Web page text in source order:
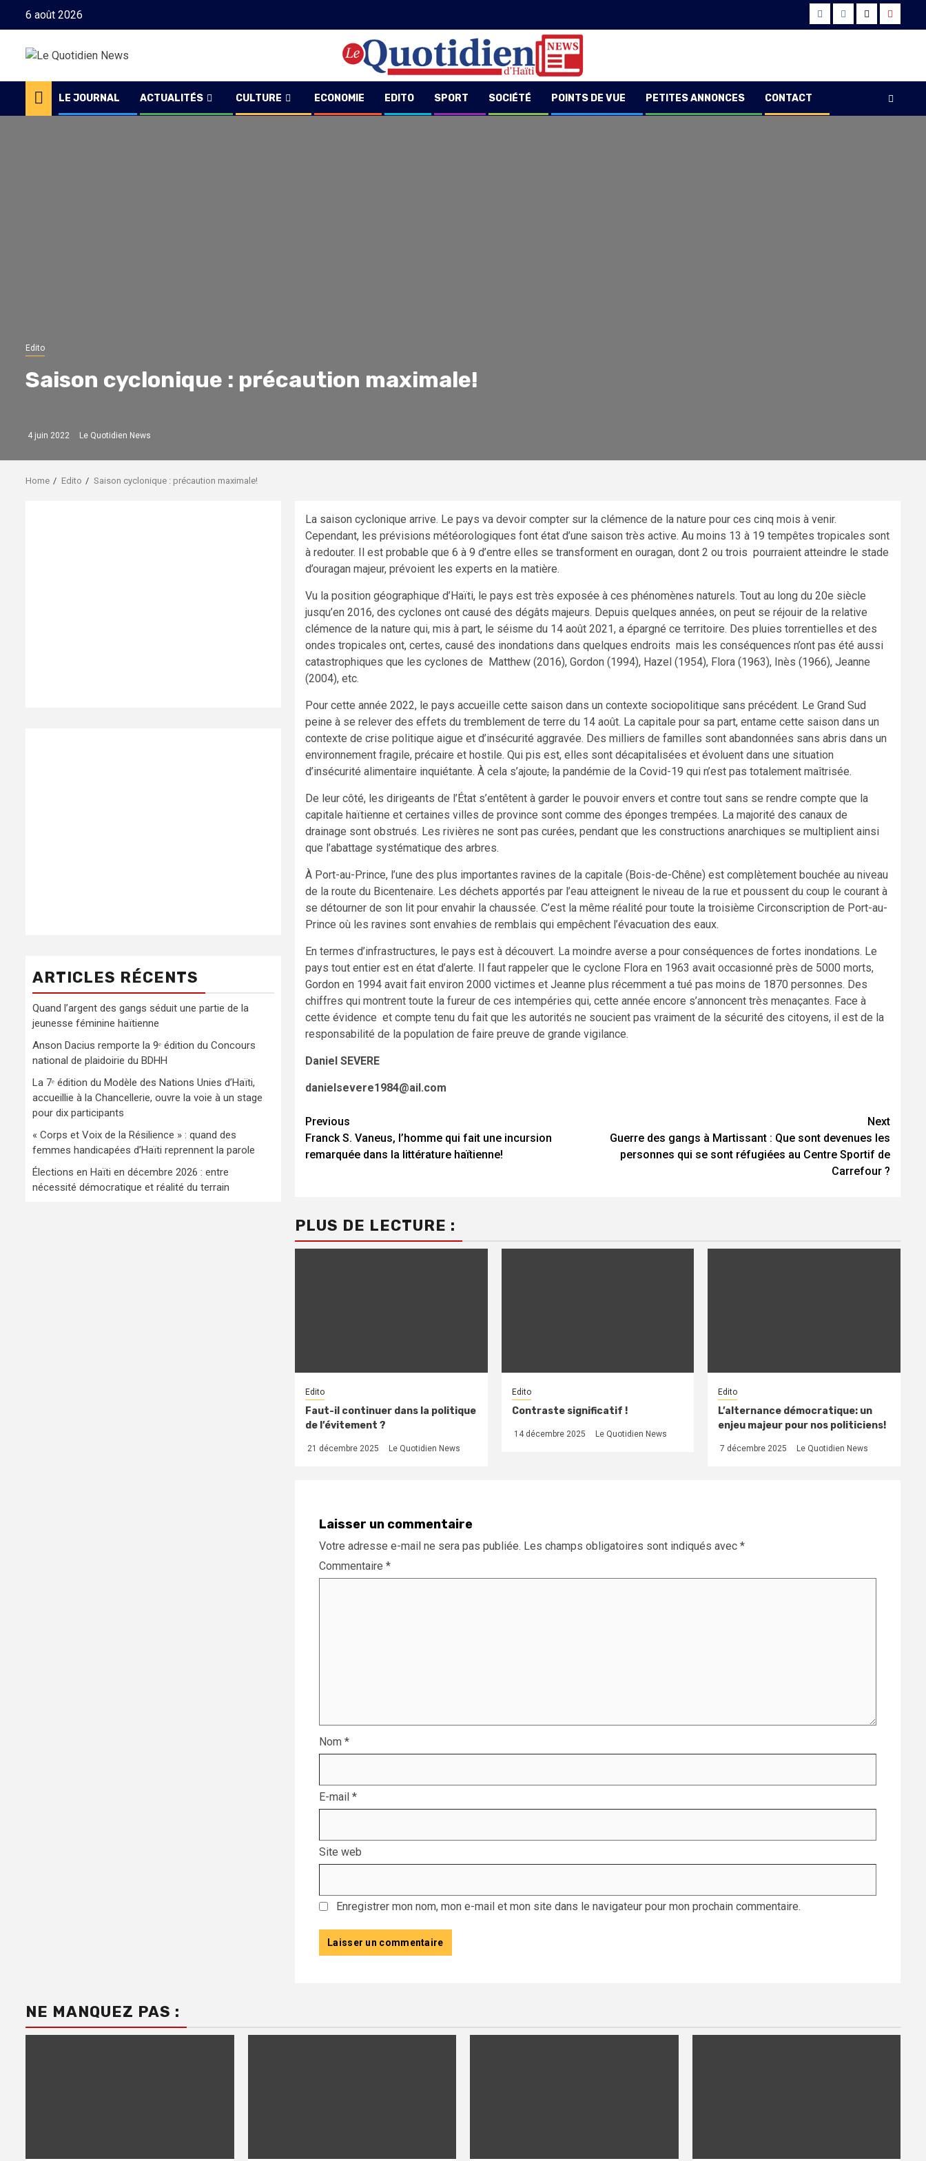
6 août 2026 FacebookInstagram
Twitter
LE JOURNAL ACTUALITÉS CULTURE ECONOMIE EDITO SPORT SOCIÉTÉ POINTS DE VUE PETITES ANNONCES CONTACT
Edito
Saison cyclonique : précaution maximale!
4 juin 2022 Le Quotidien News
Home Edito Saison cyclonique : précaution maximale!
La saison cyclonique arrive. Le pays va devoir compter sur la clémence de la nature pour ces cinq mois à venir.
Cependant, les prévisions météorologiques font état d’une saison très active. Au moins 13 à 19 tempêtes tropicales sont
à redouter. Il est probable que 6 à 9 d’entre elles se transforment en ouragan, dont 2 ou trois pourraient atteindre le stade
d’ouragan majeur, prévoient les experts en la matière.
Vu la position géographique d’Haïti, le pays est très exposée à ces phénomènes naturels. Tout au long du 20e siècle
jusqu’en 2016, des cyclones ont causé des dégâts majeurs. Depuis quelques années, on peut se réjouir de la relative
clémence de la nature qui, mis à part, le séisme du 14 août 2021, a épargné ce territoire. Des pluies torrentielles et des
ondes tropicales ont, certes, causé des inondations dans quelques endroits mais les conséquences n’ont pas été aussi
catastrophiques que les cyclones de Matthew (2016), Gordon (1994), Hazel (1954), Flora (1963), Inès (1966), Jeanne
(2004), etc.
Pour cette année 2022, le pays accueille cette saison dans un contexte sociopolitique sans précédent. Le Grand Sud
peine à se relever des effets du tremblement de terre du 14 août. La capitale pour sa part, entame cette saison dans un
contexte de crise politique aigue et d’insécurité aggravée. Des milliers de familles sont abandonnées sans abris dans un
environnement fragile, précaire et hostile. Qui pis est, elles sont décapitalisées et évoluent dans une situation
d’insécurité alimentaire inquiétante. À cela s’ajoute, la pandémie de la Covid-19 qui n’est pas totalement maîtrisée.
De leur côté, les dirigeants de l’État s’entêtent à garder le pouvoir envers et contre tout sans se rendre compte que la
capitale haïtienne et certaines villes de province sont comme des éponges trempées. La majorité des canaux de
drainage sont obstrués. Les rivières ne sont pas curées, pendant que les constructions anarchiques se multiplient ainsi
que l’abattage systématique des arbres.
À Port-au-Prince, l’une des plus importantes ravines de la capitale (Bois-de-Chêne) est complètement bouchée au niveau
de la route du Bicentenaire. Les déchets apportés par l’eau atteignent le niveau de la rue et poussent du coup le courant à
se détourner de son lit pour envahir la chaussée. C’est la même réalité pour toute la troisième Circonscription de Port-au-
Prince où les ravines sont envahies de remblais qui empêchent l’évacuation des eaux.
En termes d’infrastructures, le pays est à découvert. La moindre averse a pour conséquences de fortes inondations. Le
pays tout entier est en état d’alerte. Il faut rappeler que le cyclone Flora en 1963 avait occasionné près de 5000 morts,
Gordon en 1994 avait fait environ 2000 victimes et Jeanne plus récemment a tué pas moins de 1870 personnes. Des
chiffres qui montrent toute la fureur de ces intempéries qui, cette année encore s’annoncent très menaçantes. Face à
cette évidence et compte tenu du fait que les autorités ne soucient pas vraiment de la sécurité des citoyens, il est de la
responsabilité de la population de faire preuve de grande vigilance.
Daniel SEVERE
danielsevere1984@ail.com
Continue
Reading
Previous
Franck S. Vaneus, l’homme qui fait une incursion
remarquée dans la littérature haïtienne!
Next
Guerre des gangs à Martissant : Que sont devenues les
personnes qui se sont réfugiées au Centre Sportif de
Carrefour ?
PLUS DE LECTURE :
Edito
Faut-il continuer dans la politique
de l’évitement ?
21 décembre 2025 Le Quotidien News
Edito
Contraste significatif !
14 décembre 2025 Le Quotidien News
Edito
L’alternance démocratique: un
enjeu majeur pour nos politiciens!
7 décembre 2025 Le Quotidien News
Laisser un commentaire
Votre adresse e-mail ne sera pas publiée. Les champs obligatoires sont indiqués avec *
Commentaire *
Nom *
E-mail *
Site web
Enregistrer mon nom, mon e-mail et mon site dans le navigateur pour mon prochain commentaire.
ARTICLES RÉCENTS
Quand l’argent des gangs séduit une partie de la
jeunesse féminine haïtienne
Anson Dacius remporte la 9ᵉ édition du Concours
national de plaidoirie du BDHH
La 7ᵉ édition du Modèle des Nations Unies d’Haïti,
accueillie à la Chancellerie, ouvre la voie à un stage
pour dix participants
« Corps et Voix de la Résilience » : quand des
femmes handicapées d’Haïti reprennent la parole
Élections en Haïti en décembre 2026 : entre
nécessité démocratique et réalité du terrain
NE MANQUEZ PAS :